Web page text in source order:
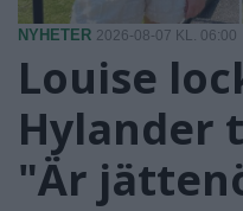
NYHETER 2026-08-07 KL. 06:00
Louise
Hylander
"Är